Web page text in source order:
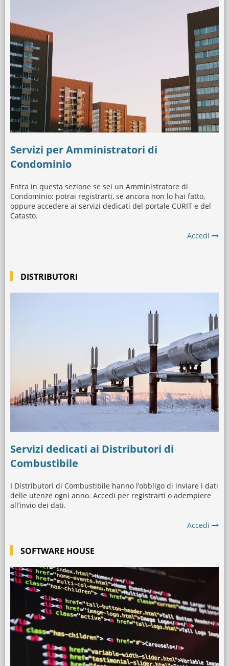
Servizi per Amministratori di
Condominio
Entra in questa sezione se sei un Amministratore di
Condominio: potrai registrarti, se ancora non lo hai fatto,
oppure accedere ai servizi dedicati del portale CURIT e del
Catasto.
Accedi
DISTRIBUTORI
Servizi dedicati ai Distributori di
Combustibile
I Distributori di Combustibile hanno l’obbligo di inviare i dati
delle utenze ogni anno. Accedi per registrarti o adempiere
all’invio dei dati.
Accedi
SOFTWARE HOUSE